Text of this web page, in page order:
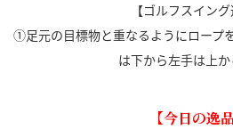
【ゴルフスイング
①足元の目標物と重なるようにロープ
は下から左手は上か
【今日の逸品